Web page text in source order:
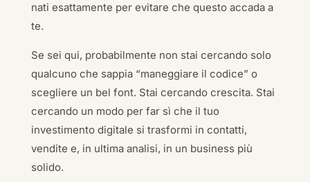
nati esattamente per evitare che questo accada a
te.
Se sei qui, probabilmente non stai cercando solo
qualcuno che sappia “maneggiare il codice” o
scegliere un bel font. Stai cercando crescita. Stai
cercando un modo per far sì che il tuo
investimento digitale si trasformi in contatti,
vendite e, in ultima analisi, in un business più
solido.